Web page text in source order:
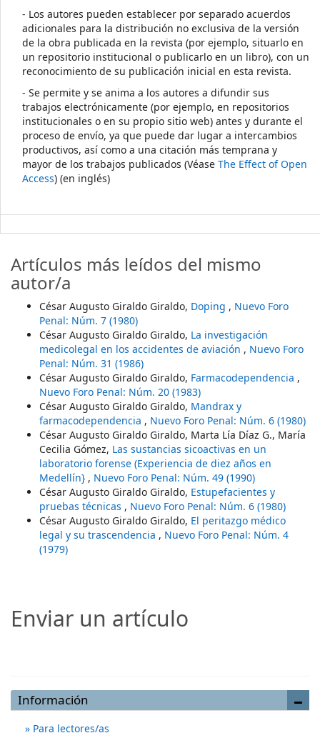
- Los autores pueden establecer por separado acuerdos
adicionales para la distribución no exclusiva de la versión
de la obra publicada en la revista (por ejemplo, situarlo en
un repositorio institucional o publicarlo en un libro), con un
reconocimiento de su publicación inicial en esta revista.
- Se permite y se anima a los autores a difundir sus
trabajos electrónicamente (por ejemplo, en repositorios
institucionales o en su propio sitio web) antes y durante el
proceso de envío, ya que puede dar lugar a intercambios
productivos, así como a una citación más temprana y
mayor de los trabajos publicados (Véase The Effect of Open
Access) (en inglés)
Artículos más leídos del mismo
autor/a
César Augusto Giraldo Giraldo, Doping , Nuevo Foro
Penal: Núm. 7 (1980)
César Augusto Giraldo Giraldo, La investigación
medicolegal en los accidentes de aviación , Nuevo Foro
Penal: Núm. 31 (1986)
César Augusto Giraldo Giraldo, Farmacodependencia ,
Nuevo Foro Penal: Núm. 20 (1983)
César Augusto Giraldo Giraldo, Mandrax y
farmacodependencia , Nuevo Foro Penal: Núm. 6 (1980)
César Augusto Giraldo Giraldo, Marta Lía Díaz G., María
Cecilia Gómez, Las sustancias sicoactivas en un
laboratorio forense (Experiencia de diez años en
Medellín} , Nuevo Foro Penal: Núm. 49 (1990)
César Augusto Giraldo Giraldo, Estupefacientes y
pruebas técnicas , Nuevo Foro Penal: Núm. 6 (1980)
César Augusto Giraldo Giraldo, El peritazgo médico
legal y su trascendencia , Nuevo Foro Penal: Núm. 4
(1979)
Enviar un artículo
Información
Para lectores/as